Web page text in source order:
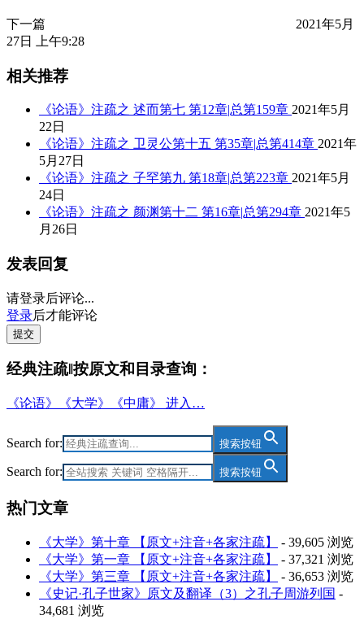
下一篇
2021年5月
27日 上午9:28
相关推荐
《论语》注疏之 述而第七 第12章|总第159章 2021年5月
22日
《论语》注疏之 卫灵公第十五 第35章|总第414章 2021年
5月27日
《论语》注疏之 子罕第九 第18章|总第223章 2021年5月
24日
《论语》注疏之 颜渊第十二 第16章|总第294章 2021年5
月26日
发表回复
请登录后评论...
登录后才能评论
提交
经典注疏‖按原文和目录查询：
《论语》《大学》《中庸》 进入…
Search for: 搜索按钮
Search for: 搜索按钮
热门文章
《大学》第十章 【原文+注音+各家注疏】
- 39,605 浏览
《大学》第一章 【原文+注音+各家注疏】
- 37,321 浏览
《大学》第三章 【原文+注音+各家注疏】
- 36,653 浏览
《史记·孔子世家》原文及翻译（3）之孔子周游列国 -
34,681 浏览